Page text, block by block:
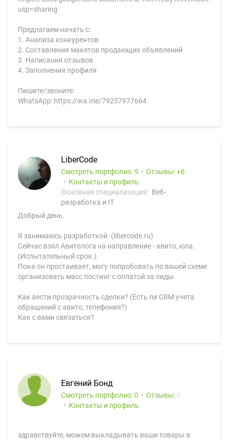
usp=sharing
Предлагаем начать с:
1. Анализа конкурентов
2. Составления макетов продающих объявлений
3. Написания отзывов
4. Заполнения профиля
Пишите/звоните:
WhatsApp: https://wa.me/79257977664
LiberCode
Смотреть портфолио: 9 Отзывы:
6
Контакты и профиль
Основная специализация: Веб-
разработка и IT
Добрый день.
Я занимаюсь разработкой. (libercode.ru)
Сейчас взял Авитолога на направление - авито, юла.
(Испытательный срок.)
Пока он простаивает, могу попробовать по вашей схеме
организовать масс постинг с оплатой за лиды.
Как вести прозрачность сделки? (Есть ли CRM учета
обращений с авито, телефония?)
Как с вами связаться?
Евгений Бонд
Смотреть портфолио: 0 Отзывы: 0
Контакты и профиль
здравствуйте, можем выкладывать ваши товары в